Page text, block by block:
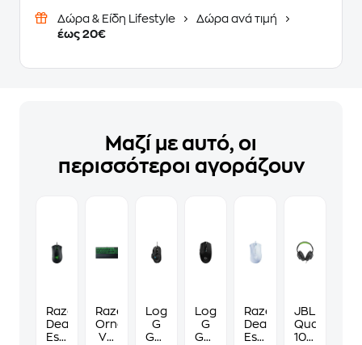
Δώρα & Είδη Lifestyle
Δώρα ανά τιμή
έως 20€
Μαζί με αυτό, οι
περισσότεροι αγοράζουν
Razer
DeathAdder
Essential
Razer
Ornata
V3
Logitech
G
G502
Logitech
G
G305
Razer
Deathadder
Essential
JBL
Quantum
100X